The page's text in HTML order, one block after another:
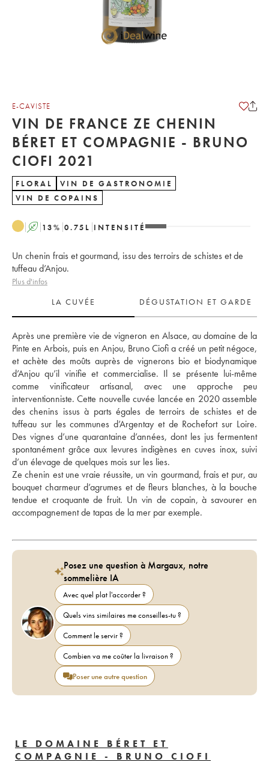
E-CAVISTE
VIN DE FRANCE ZE CHENIN
BÉRET ET COMPAGNIE - BRUNO
CIOFI 2021
FLORAL
VIN DE GASTRONOMIE
VIN DE COPAINS
A 13% 0.75 L INTENSITÉ
Un chenin frais et gourmand, issu des terroirs de schistes et de
tuffeau d’Anjou.
Plus d'infos
LA CUVÉE
DÉGUSTATION ET GARDE
Après une première vie de vigneron en Alsace, au domaine de la
Pinte en Arbois, puis en Anjou, Bruno Ciofi a créé un petit négoce,
et achète des moûts auprès de vignerons bio et biodynamique
d’Anjou qu’il vinifie et commercialise. Il se présente lui-même
comme vinificateur artisanal, avec une approche peu
interventionniste. Cette nouvelle cuvée lancée en 2020 assemble
des chenins issus à parts égales de terroirs de schistes et de
tuffeau sur les communes d’Argentay et de Rochefort sur Loire.
Des vignes d’une quarantaine d’années, dont les jus fermentent
spontanément grâce aux levures indigènes en cuves inox, suivi
d’un élevage de quelques mois sur les lies.
Ze chenin est une vraie réussite, un vin gourmand, frais et pur, au
bouquet charmeur d’agrumes et de fleurs blanches, à la bouche
tendue et croquante de fruit. Un vin de copain, à savourer en
Posez une question à Margaux, notre
sommelière IA
Avec quel plat l'accorder ?
Quels vins similaires me conseilles-tu ?
Comment le servir ?
Combien va me coûter la livraison ?
Poser une autre question
LE DOMAINE BÉRET ET
COMPAGNIE - BRUNO CIOFI